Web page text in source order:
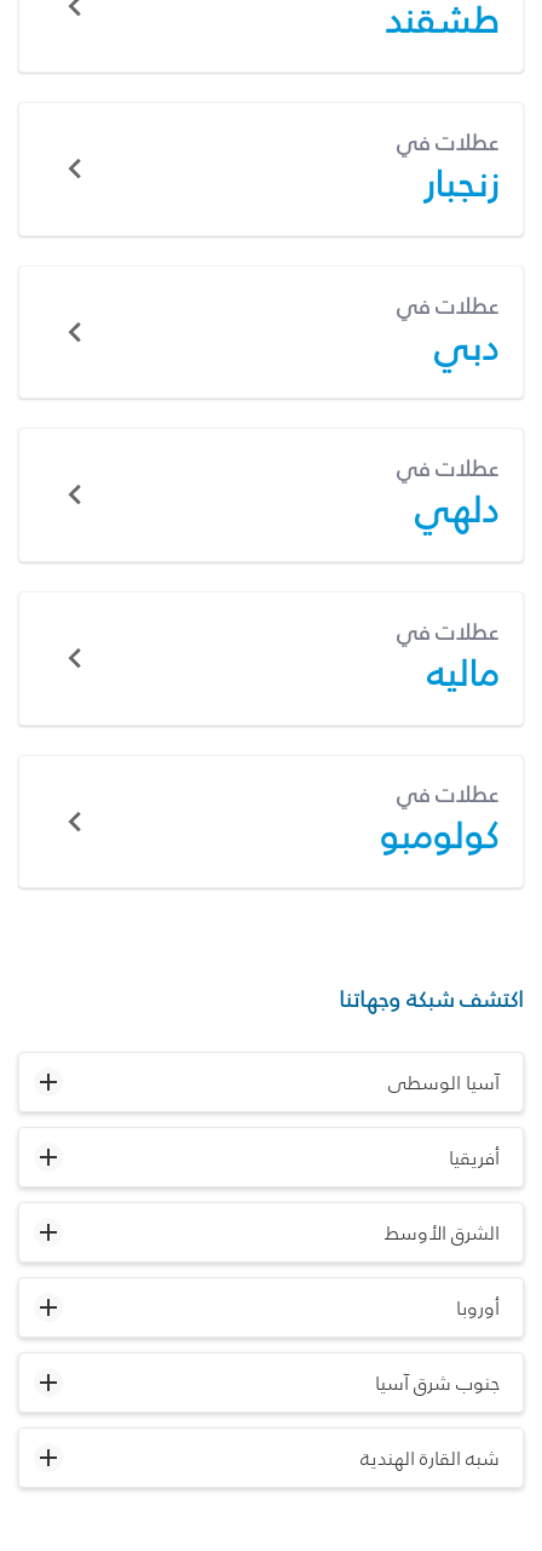
طشقند
عطلات في
زنجبار
عطلات في
دبي
عطلات في
دلهي
عطلات في
ماليه
عطلات في
كولومبو
اكتشف شبكة وجهاتنا
آسيا الوسطى
أفريقيا
الشرق الأوسط
أوروبا
جنوب شرق آسيا
شبه القارة الهندية